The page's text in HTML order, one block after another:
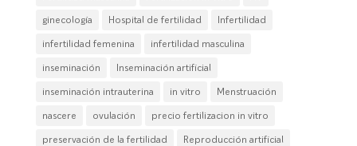
ginecología
Hospital de fertilidad
Infertilidad
infertilidad femenina
infertilidad masculina
inseminación
Inseminación artificial
inseminación intrauterina
in vitro
Menstruación
nascere
ovulación
precio fertilizacion in vitro
preservación de la fertilidad
Reproducción artificial